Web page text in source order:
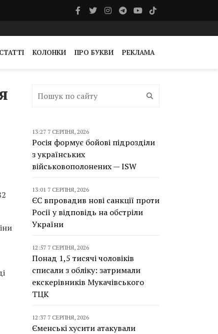
СТАТТІ КОЛОНКИ ПРО БУКВИ РЕКЛАМА
13:27 7 СЕРПНЯ, 2026
Росія формує бойові підрозділи
з українських
військовополонених — ISW
13:01 7 СЕРПНЯ, 2026
ЄС впровадив нові санкції проти
Росії у відповідь на обстріли
України
12:57 7 СЕРПНЯ, 2026
Понад 1,5 тисячі чоловіків
списали з обліку: затримали
екскерівників Мукачівського
ТЦК
12:37 7 СЕРПНЯ, 2026
Єменські хусити атакували